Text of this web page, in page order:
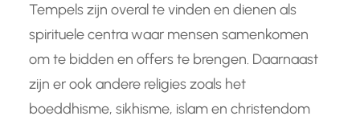
Tempels zijn overal te vinden en dienen als
spirituele centra waar mensen samenkomen
om te bidden en offers te brengen. Daarnaast
zijn er ook andere religies zoals het
boeddhisme, sikhisme, islam en christendom